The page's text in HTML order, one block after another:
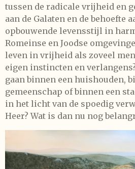
tussen de radicale vrijheid en
aan de Galaten en de behoefte
opbouwende levensstijl in
Romeinse en Joodse
leven in vrijheid als zoveel
eigen instincten en
gaan binnen een huishouden,
gemeenschap of binnen een
in het licht van de spoedig
Heer? Wat is dan nu nog